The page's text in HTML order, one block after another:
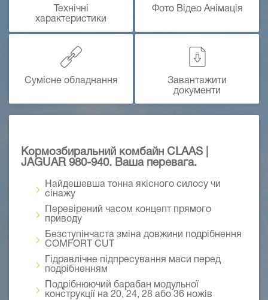
Технічні
характеристики
Фото Відео Анімація
Сумісне обладнання
Завантажити
документи
Кормозбиральний комбайн CLAAS |
JAGUAR 980-940. Ваша перевага.
Найдешевша тонна якісного силосу чи
сінажу
Перевірений часом концепт прямого
приводу
Безступінчаста зміна довжини подрібнення
COMFORT CUT
Гідравлічне підпресування маси перед
подрібненням
Подрібнюючий барабан модульної
конструкції на 20, 24, 28 або 36 ножів